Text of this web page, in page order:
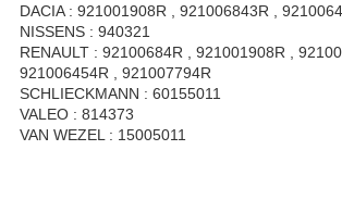
DACIA : 921001908R , 921006843R ,
NISSENS : 940321
RENAULT : 92100684R , 921001908R ,
921006454R , 921007794R
SCHLIECKMANN : 60155011
VALEO : 814373
VAN WEZEL : 15005011